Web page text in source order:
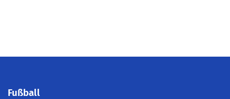
Fußball